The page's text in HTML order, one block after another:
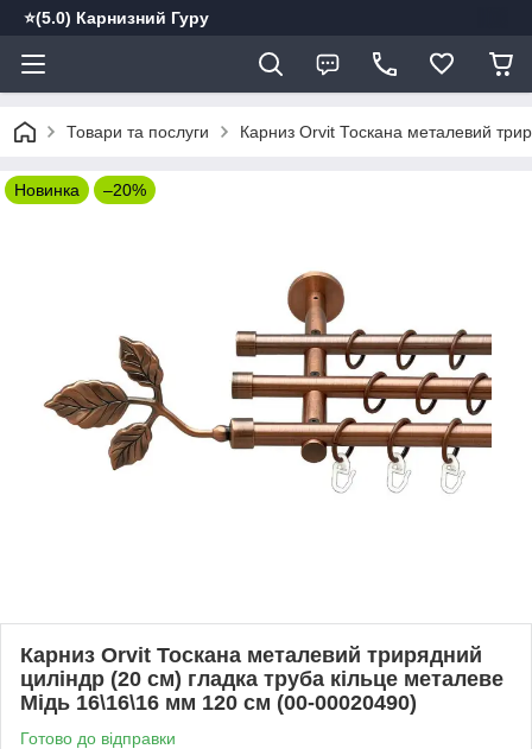
⭐️(5.0) Карнизний Гуру
Товари та послуги Карниз Orvit Тоскана металевий
Новинка –20%
Карниз Orvit Тоскана металевий трирядний
циліндр (20 см) гладка труба кільце металеве
Мідь 16\16\16 мм 120 см (00-00020490)
Готово до відправки